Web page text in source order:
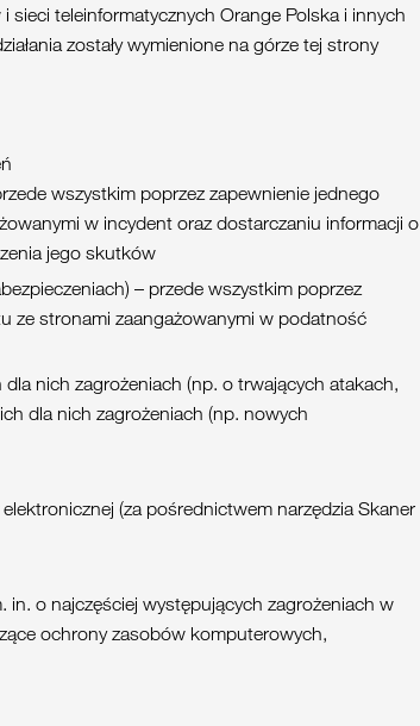
sieci teleinformatycznych Orange Polska i innych
zostały wymienione na górze tej strony
wszystkim poprzez zapewnienie jednego
w incydent oraz dostarczaniu informacji o
jego skutków
– przede wszystkim poprzez
ze stronami zaangażowanymi w podatność
nich zagrożeniach (np. o trwających atakach,
dla nich zagrożeniach (np. nowych
(za pośrednictwem narzędzia Skaner
o najczęściej występujących zagrożeniach w
ochrony zasobów komputerowych,